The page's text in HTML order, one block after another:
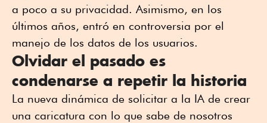
a poco a su privacidad. Asimismo, en los
últimos años, entró en controversia por el
manejo de los datos de los usuarios.
Olvidar el pasado es
condenarse a repetir la historia
La nueva dinámica de solicitar a la IA de crear
una caricatura con lo que sabe de nosotros